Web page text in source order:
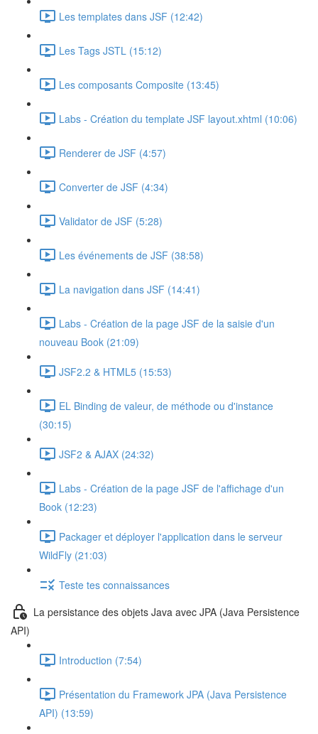
Les templates dans JSF (12:42)
Les Tags JSTL (15:12)
Les composants Composite (13:45)
Labs - Création du template JSF layout.xhtml (10:06)
Renderer de JSF (4:57)
Converter de JSF (4:34)
Validator de JSF (5:28)
Les événements de JSF (38:58)
La navigation dans JSF (14:41)
Labs - Création de la page JSF de la saisie d'un
nouveau Book (21:09)
JSF2.2 & HTML5 (15:53)
EL Binding de valeur, de méthode ou d'instance
(30:15)
JSF2 & AJAX (24:32)
Labs - Création de la page JSF de l'affichage d'un
Book (12:23)
Packager et déployer l'application dans le serveur
WildFly (21:03)
Teste tes connaissances
La persistance des objets Java avec JPA (Java Persistence
API)
Introduction (7:54)
Présentation du Framework JPA (Java Persistence
API) (13:59)